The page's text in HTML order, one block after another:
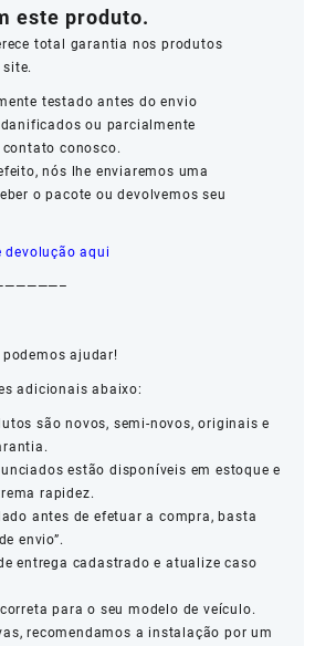
este produto.
total garantia nos produtos
testado antes do envio
ou parcialmente
conosco.
nós lhe enviaremos uma
o pacote ou devolvemos seu
devolução aqui
ajudar!
adicionais abaixo:
são novos, semi-novos, originais e
estão disponíveis em estoque e
rapidez.
antes de efetuar a compra, basta
envio”.
entrega cadastrado e atualize caso
para o seu modelo de veículo.
recomendamos a instalação por um